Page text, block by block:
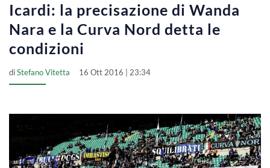
Icardi: la precisazione di Wanda
Nara e la Curva Nord detta le
condizioni
diStefano Vitetta 16 Ott 2016 | 23:34